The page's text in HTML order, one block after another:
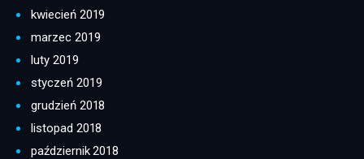
kwiecień 2019
marzec 2019
luty 2019
styczeń 2019
grudzień 2018
listopad 2018
październik 2018